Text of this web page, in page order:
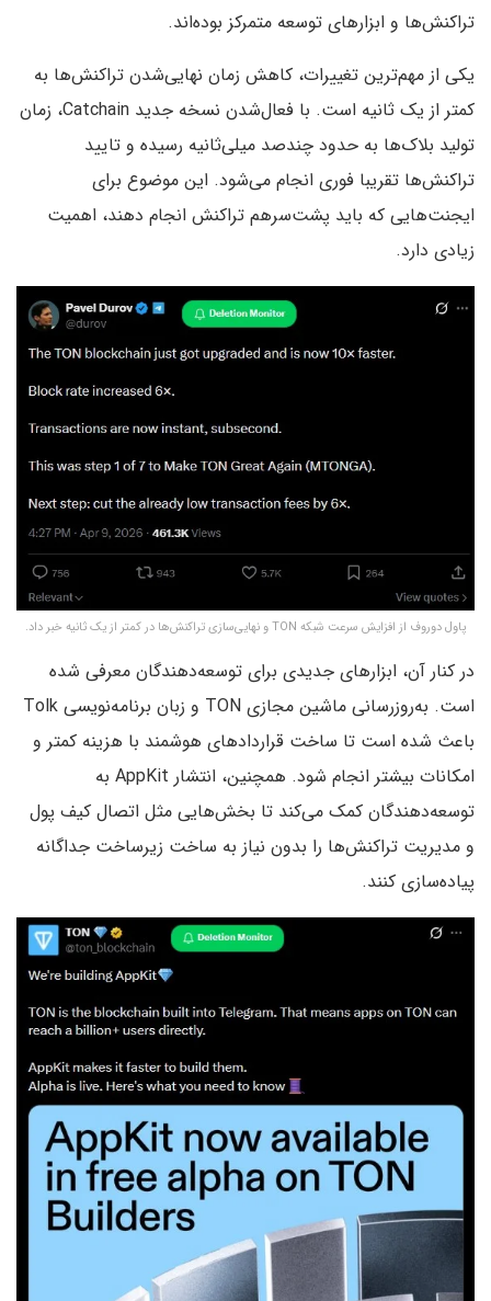
تراکنش‌ها و ابزارهای توسعه متمرکز بوده‌اند.
یکی از مهم‌ترین تغییرات، کاهش زمان نهایی‌شدن تراکنش‌ها به
کمتر از یک ثانیه است. با فعال‌شدن نسخه جدید Catchain، زمان
تولید بلاک‌ها به حدود چندصد میلی‌ثانیه رسیده و تایید
تراکنش‌ها تقریبا فوری انجام می‌شود. این موضوع برای
ایجنت‌هایی که باید پشت‌سرهم تراکنش انجام دهند، اهمیت
زیادی دارد.
پاول دوروف از افزایش سرعت شبکه TON و نهایی‌سازی تراکنش‌ها در کمتر از یک ثانیه خبر داد.
در کنار آن، ابزارهای جدیدی برای توسعه‌دهندگان معرفی شده
است. به‌روزرسانی ماشین مجازی TON و زبان برنامه‌نویسی Tolk
باعث شده است تا ساخت قراردادهای هوشمند با هزینه کمتر و
امکانات بیشتر انجام شود. همچنین، انتشار AppKit به
توسعه‌دهندگان کمک می‌کند تا بخش‌هایی مثل اتصال کیف پول
و مدیریت تراکنش‌ها را بدون نیاز به ساخت زیرساخت جداگانه
پیاده‌سازی کنند.